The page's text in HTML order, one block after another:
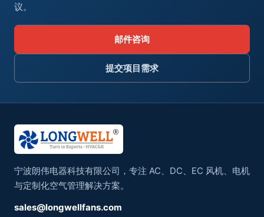
议。
邮件咨询
提交项目需求
宁波朗伟电器科技有限公司，专注 AC、DC、EC 风机、电机
与定制化空气管理解决方案。
sales@longwellfans.com